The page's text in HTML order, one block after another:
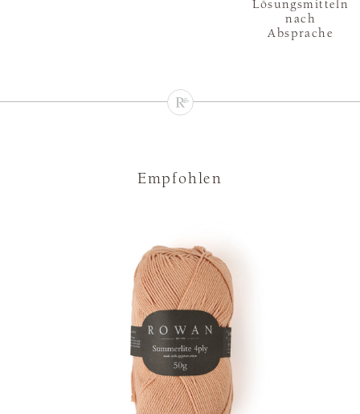
Lösungsmitteln
nach
Absprache
Empfohlen